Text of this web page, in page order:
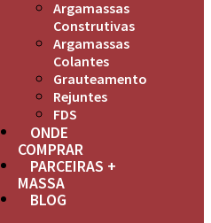
Argamassas
Construtivas
Argamassas
Colantes
Grauteamento
Rejuntes
FDS
ONDE
COMPRAR
PARCEIRAS +
MASSA
BLOG